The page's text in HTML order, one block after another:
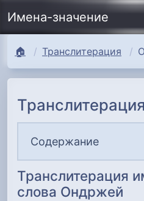
Имена-значение
🏠 Транслитерация
Содержание
Транслитерация
слова Ондржей